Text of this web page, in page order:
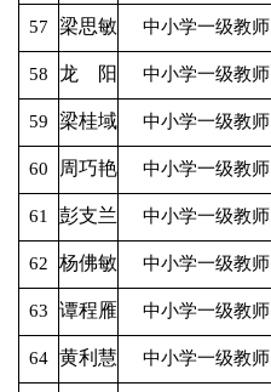
57 梁思敏 中小学一级教师
58 龙 阳 中小学一级教师
59 梁桂域 中小学一级教师
60 周巧艳 中小学一级教师
61 彭支兰 中小学一级教师
62 杨佛敏 中小学一级教师
63 谭程雁 中小学一级教师
64 黄利慧 中小学一级教师